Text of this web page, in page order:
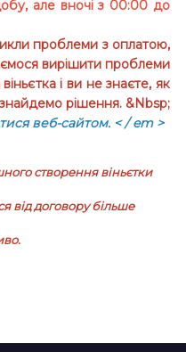
але вночі з 00:00 до
проблеми з оплатою,
вирішити проблеми
і ви не знаєте, як
рішення. &Nbsp;
веб-сайтом. < / em >
створення віньєтки
від договору більше